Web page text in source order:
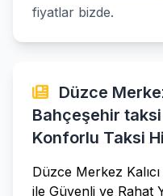
fiyatlar bizde.
Düzce
Bahçeşehir
Konforlu Taksi
Düzce Merkez
ile Güvenli ve Rahat